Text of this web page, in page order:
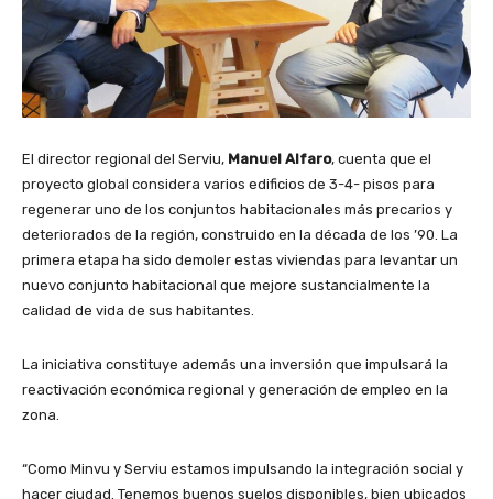
El director regional del Serviu, Manuel Alfaro, cuenta que el
proyecto global considera varios edificios de 3-4- pisos para
regenerar uno de los conjuntos habitacionales más precarios y
deteriorados de la región, construido en la década de los ’90. La
primera etapa ha sido demoler estas viviendas para levantar un
nuevo conjunto habitacional que mejore sustancialmente la
calidad de vida de sus habitantes.
La iniciativa constituye además una inversión que impulsará la
reactivación económica regional y generación de empleo en la
zona.
“Como Minvu y Serviu estamos impulsando la integración social y
hacer ciudad. Tenemos buenos suelos disponibles, bien ubicados